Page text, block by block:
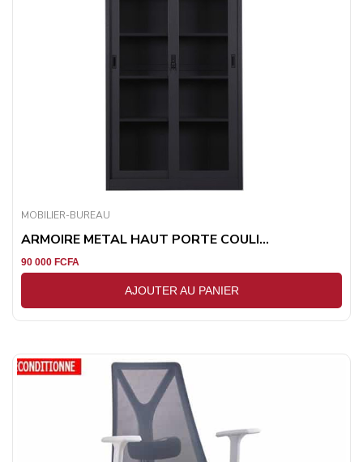
MOBILIER-BUREAU
ARMOIRE METAL HAUT PORTE COULI...
90 000 FCFA
AJOUTER AU PANIER